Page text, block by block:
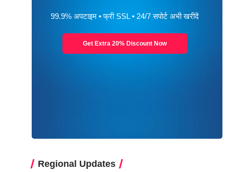
99.9% अपटाइम • फ्री SSL • 24/7 सपोर्ट अभी खरीदें
Get Extra 20% Discount Now
Regional Updates